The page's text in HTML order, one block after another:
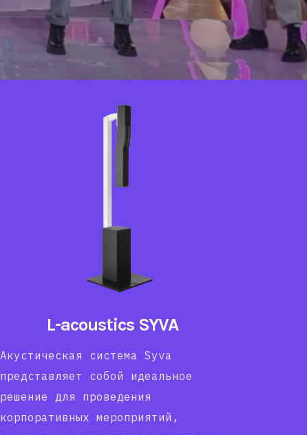
L-acoustics SYVA
Акустическая система Syva
представляет собой идеальное
решение для проведения
корпоративных мероприятий,